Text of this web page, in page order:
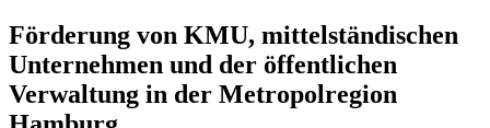
Förderung von KMU, mittelständischen
Unternehmen und der öffentlichen
Verwaltung in der Metropolregion